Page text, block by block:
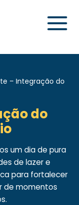
– Integração do
do
um dia de pura
de lazer e
para fortalecer
de momentos